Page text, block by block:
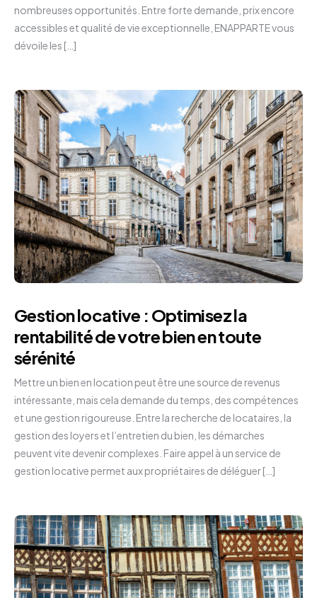
nombreuses opportunités. Entre forte demande, prix encore
accessibles et qualité de vie exceptionnelle, ENAPPARTE vous
dévoile les […]
Gestion locative : Optimisez la
rentabilité de votre bien en toute
sérénité
Mettre un bien en location peut être une source de revenus
intéressante, mais cela demande du temps, des compétences
et une gestion rigoureuse. Entre la recherche de locataires, la
gestion des loyers et l’entretien du bien, les démarches
peuvent vite devenir complexes. Faire appel à un service de
gestion locative permet aux propriétaires de déléguer […]